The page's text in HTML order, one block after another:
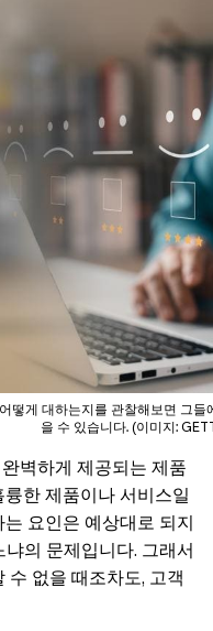
떻게 대하는지를 관찰해보면 그
을 수 있습니다. (이미지:
벽하게 제공되는 제품
한 제품이나 서비스일
요인은 예상대로 되지
의 문제입니다. 그래서
수 없을 때조차도, 고객